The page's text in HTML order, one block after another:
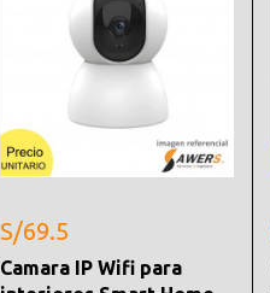
S/69.5
Camara IP Wifi para